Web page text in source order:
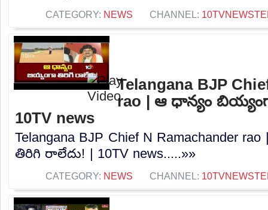
CATEGORY: NEWS CHANNEL:
Telangana BJP
rao | ఆ ధాన్యం
10TV news
Telangana BJP Chief N Ramachander
తిరిగి రాలేదు! | 10TV news.....»»
CATEGORY: NEWS CHANNEL: